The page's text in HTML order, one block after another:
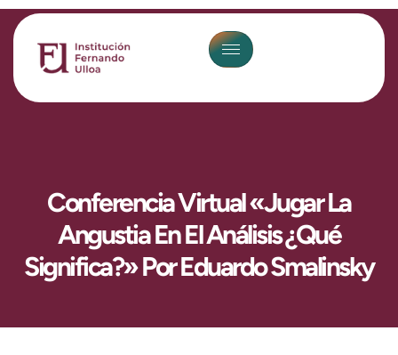
Conferencia Virtual «Jugar La
Angustia En El Análisis ¿Qué
Significa?» Por Eduardo Smalinsky